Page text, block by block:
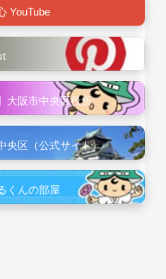
YouTube
大阪市中央区役所
央区（公式サイト）
くんの部屋